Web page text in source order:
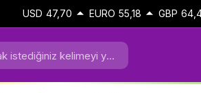
USD 47,70 EURO 55,18 GBP